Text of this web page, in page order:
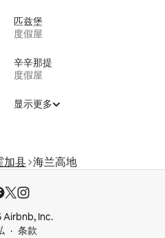
匹兹堡
度假屋
辛辛那提
度假屋
显示更多
加县 海兰高地
Inc.
条款